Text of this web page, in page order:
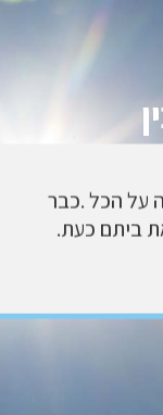
על הכל .כבר
ביתם כעת.